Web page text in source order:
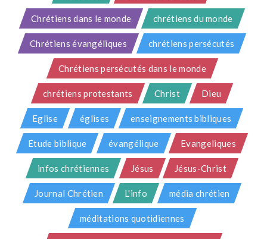
Chrétiens dans le monde chrétiens du monde
Chrétiens évangéliques chrétiens persécutés
Chrétiens persécutés dans le monde
chrétiens protestants Christ Dieu
Eglise églises enseignements bibliques
Etude biblique évangélique Evangeliques
infos chrétiennes Jésus Jésus-Christ
Journal Chrétien L'info média chrétien
méditations quotidiennes